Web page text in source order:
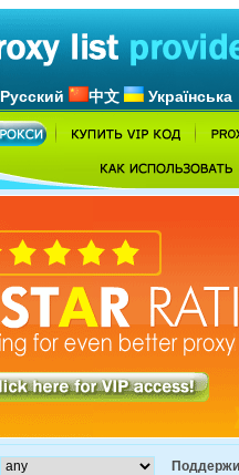
Русский 中文 Українська